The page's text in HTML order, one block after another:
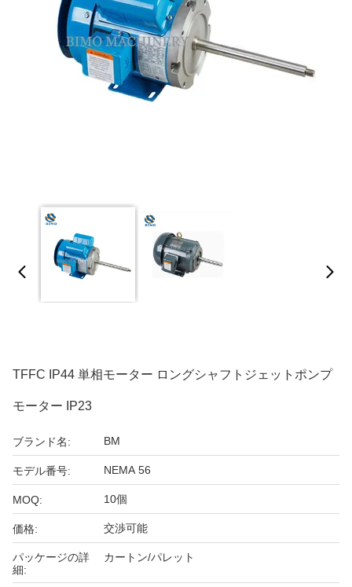
TFFC IP44 単相モーター ロングシャフトジェットポンプ
モーター IP23
ブランド名: BM
モデル番号: NEMA 56
MOQ: 10個
価格: 交渉可能
パッケージの詳
細:
カートン/パレット